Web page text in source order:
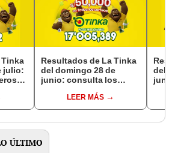
Tinka
julio:
y más
Resultados de La Tinka
del domingo 28 de
junio: consulta los
Pozo Millonario
LEER MÁS
del
ÚLTIMO